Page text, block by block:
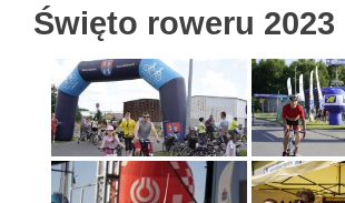
Święto roweru 2023